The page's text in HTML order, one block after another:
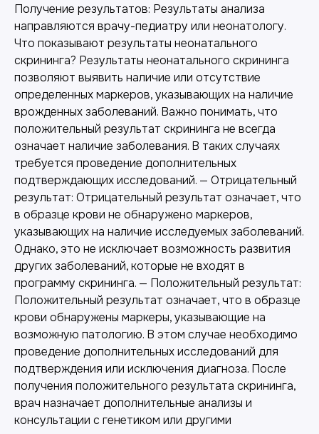
Получение результатов: Результаты анализа
направляются врачу-педиатру или неонатологу.
Что показывают результаты неонатального
скрининга? Результаты неонатального скрининга
позволяют выявить наличие или отсутствие
определенных маркеров, указывающих на наличие
врожденных заболеваний. Важно понимать, что
положительный результат скрининга не всегда
означает наличие заболевания. В таких случаях
требуется проведение дополнительных
подтверждающих исследований. — Отрицательный
результат: Отрицательный результат означает, что
в образце крови не обнаружено маркеров,
указывающих на наличие исследуемых заболеваний.
Однако, это не исключает возможность развития
других заболеваний, которые не входят в
программу скрининга. — Положительный результат:
Положительный результат означает, что в образце
крови обнаружены маркеры, указывающие на
возможную патологию. В этом случае необходимо
проведение дополнительных исследований для
подтверждения или исключения диагноза. После
получения положительного результата скрининга,
врач назначает дополнительные анализы и
консультации с генетиком или другими